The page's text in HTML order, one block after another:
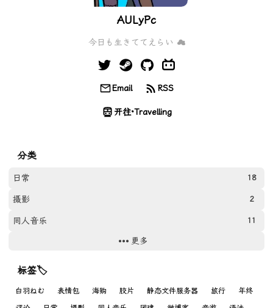
AULyPc
今日も生きててえらい ☁
Email RSS
开往·Travelling
分类
日常 18
摄影 2
同人音乐 11
游戏
更多
标签🏷
白羽ねむ 表情包 海购 胶片 静态文件服务器 旅行
年终